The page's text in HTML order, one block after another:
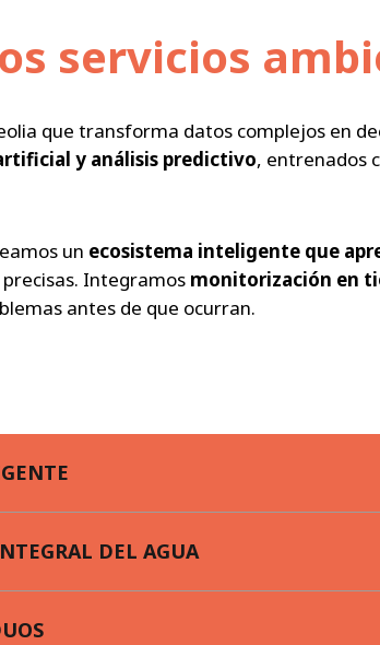
servicios
que transforma datos complejos en
y análisis predictivo, entrenados
un ecosistema inteligente que
Integramos monitorización en
antes de que ocurran.
DEL AGUA